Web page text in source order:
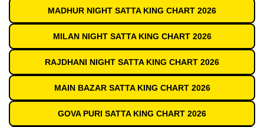
MADHUR NIGHT SATTA KING CHART 2026
MILAN NIGHT SATTA KING CHART 2026
RAJDHANI NIGHT SATTA KING CHART 2026
MAIN BAZAR SATTA KING CHART 2026
GOVA PURI SATTA KING CHART 2026